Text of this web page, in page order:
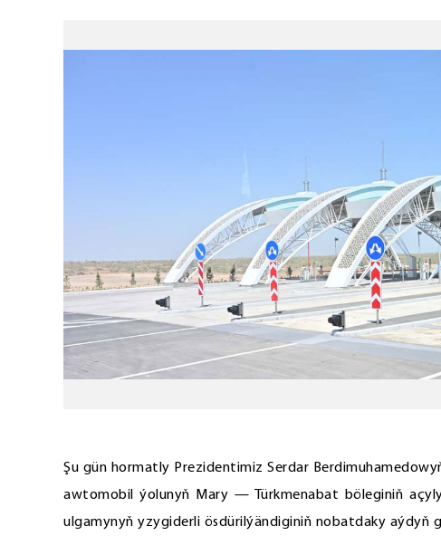
Şu gün hormatly Prezidentimiz Serdar
awtomobil ýolunyň Mary — Türkmenabat böleginiň
ulgamynyň yzygiderli ösdürilýändiginiň nobatdaky aýdyň